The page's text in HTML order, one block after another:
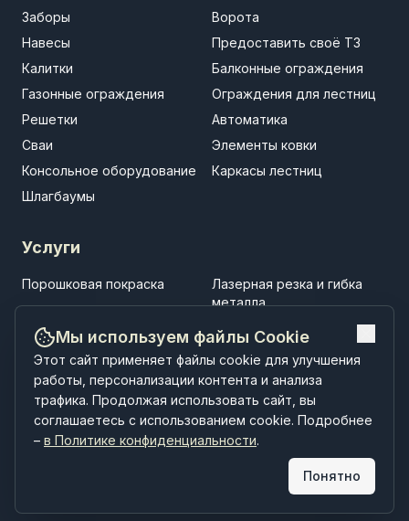
Заборы
Ворота
Навесы
Предоставить своё ТЗ
Калитки
Балконные ограждения
Газонные ограждения
Ограждения для лестниц
Решетки
Автоматика
Сваи
Элементы ковки
Консольное оборудование
Каркасы лестниц
Шлагбаумы
Услуги
Порошковая покраска
Лазерная резка и гибка
металла
Установка заборов
Установка ворот
Установка навесов
Строительство
малоэтажных зданий
Мы используем файлы Cookie
Этот сайт применяет файлы cookie для улучшения
работы, персонализации контента и анализа
трафика. Продолжая использовать сайт, вы
соглашаетесь с использованием cookie. Подробнее
– в Политике конфиденциальности.
Понятно